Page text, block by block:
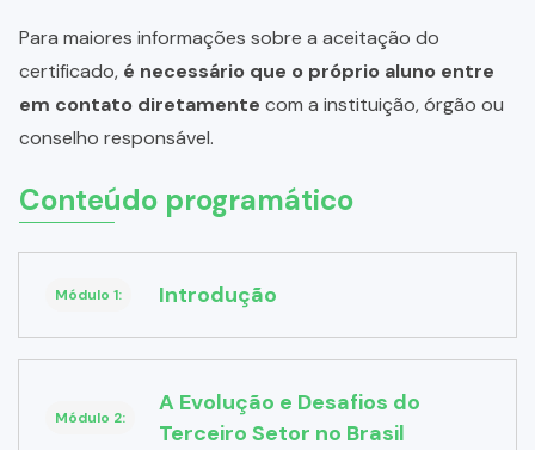
Para maiores informações sobre a aceitação do
certificado, é necessário que o próprio aluno entre
em contato diretamente com a instituição, órgão ou
conselho responsável.
Conteúdo programático
Módulo 1: Introdução
Módulo 2:
A Evolução e Desafios do
Terceiro Setor no Brasil